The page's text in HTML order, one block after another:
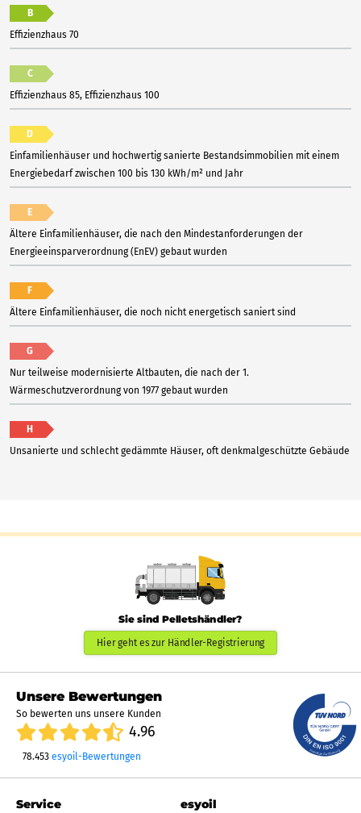
B
Effizienzhaus 70
C
Effizienzhaus 85, Effizienzhaus 100
D
Einfamilienhäuser und hochwertig sanierte Bestandsimmobilien mit einem
Energiebedarf zwischen 100 bis 130 kWh/m² und Jahr
E
Ältere Einfamilienhäuser, die nach den Mindestanforderungen der
Energieeinsparverordnung (EnEV) gebaut wurden
F
Ältere Einfamilienhäuser, die noch nicht energetisch saniert sind
G
Nur teilweise modernisierte Altbauten, die nach der 1.
Wärmeschutzverordnung von 1977 gebaut wurden
H
Unsanierte und schlecht gedämmte Häuser, oft denkmalgeschützte Gebäude
Sie sind Pelletshändler?
Hier geht es zur Händler-Registrierung
Unsere Bewertungen
So bewerten uns unsere Kunden
4.96
78.453 esyoil-Bewertungen
Service esyoil